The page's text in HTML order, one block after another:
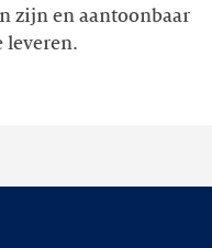
zijn en aantoonbaar
leveren.